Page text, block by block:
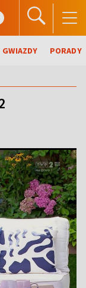
GWIAZDY PORADY